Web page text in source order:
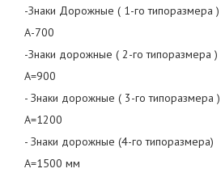
-Знаки Дорожные ( 1-го типоразмера )
А-700
-Знаки дорожные ( 2-го типоразмера )
А=900
- Знаки дорожные ( 3-го типоразмера )
А=1200
- Знаки дорожные (4-го типоразмера)
А=1500 мм